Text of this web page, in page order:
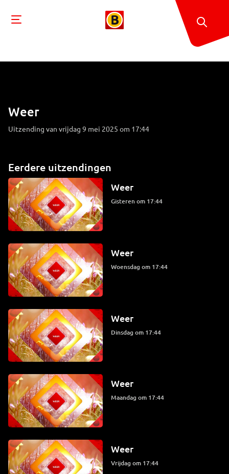
Weer
Uitzending van vrijdag 9 mei 2025 om 17:44
Eerdere uitzendingen
Weer
Gisteren om 17:44
Weer
woensdag om 17:44
Weer
dinsdag om 17:44
Weer
maandag om 17:44
Weer
vrijdag om 17:44